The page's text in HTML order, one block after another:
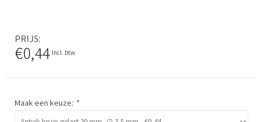
PRIJS
€0,44 Incl. btw
Maak een keuze: *